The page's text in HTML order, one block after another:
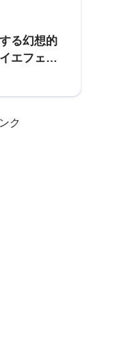
る幻想的
エフェク
ク